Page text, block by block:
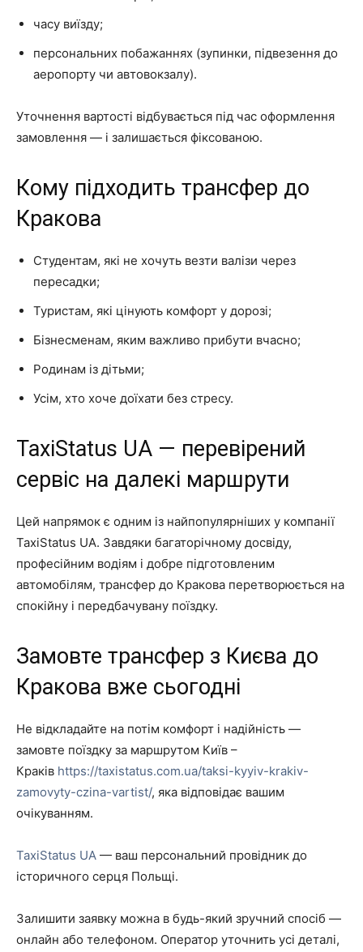
часу виїзду;
персональних побажаннях (зупинки, підвезення до
аеропорту чи автовокзалу).
Уточнення вартості відбувається під час оформлення
замовлення — і залишається фіксованою.
Кому підходить трансфер до
Кракова
Студентам, які не хочуть везти валізи через
пересадки;
Туристам, які цінують комфорт у дорозі;
Бізнесменам, яким важливо прибути вчасно;
Родинам із дітьми;
Усім, хто хоче доїхати без стресу.
TaxiStatus UA — перевірений
сервіс на далекі маршрути
Цей напрямок є одним із найпопулярніших у компанії
TaxiStatus UA. Завдяки багаторічному досвіду,
професійним водіям і добре підготовленим
автомобілям, трансфер до Кракова перетворюється на
спокійну і передбачувану поїздку.
Замовте трансфер з Києва до
Кракова вже сьогодні
Не відкладайте на потім комфорт і надійність —
замовте поїздку за маршрутом Київ –
Краків https://taxistatus.com.ua/taksi-kyyiv-krakiv-
zamovyty-czina-vartist/, яка відповідає вашим
очікуванням.
TaxiStatus UA — ваш персональний провідник до
історичного серця Польщі.
Залишити заявку можна в будь-який зручний спосіб —
онлайн або телефоном. Оператор уточнить усі деталі,